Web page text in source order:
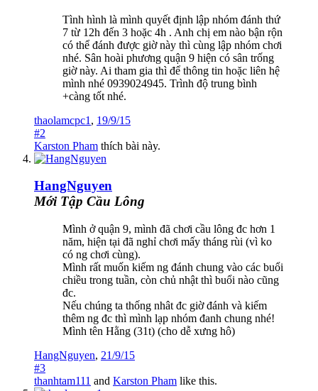
Tình hình là mình quyết định lập nhóm đánh thứ
7 từ 12h đến 3 hoặc 4h . Anh chị em nào bận rộn
có thể đánh được giờ này thì cùng lập nhóm chơi
nhé. Sân hoài phương quận 9 hiện có sân trống
giờ này. Ai tham gia thì để thông tin hoặc liên hệ
mình nhé 0939024945. Trình độ trung bình
+càng tốt nhé.
thaolamcpc1 , 19/9/15
#2
Karston Pham thích bài này.
HangNguyen
Mới Tập Cầu Lông
Mình ở quận 9, mình đã chơi cầu lông đc hơn 1
năm, hiện tại đã nghỉ chơi mấy tháng rùi (vì ko
có ng chơi cùng).
Mình rất muốn kiếm ng đánh chung vào các buổi
chiều trong tuần, còn chủ nhật thì buổi nào cũng
đc.
Nếu chúng ta thống nhât đc giờ đánh và kiếm
thêm ng đc thì mình lạp nhóm đanh chung nhé!
Mình tên Hằng (31t) (cho dễ xưng hô)
HangNguyen, 21/9/15
#3
thanhtam111 and Karston Pham like this.